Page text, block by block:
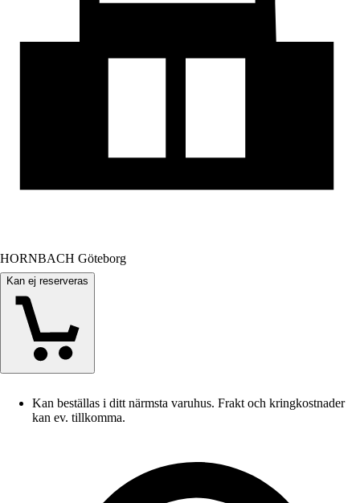
HORNBACH Göteborg
Kan ej reserveras
Kan beställas i ditt närmsta varuhus. Frakt och kringkostnader
kan ev. tillkomma.